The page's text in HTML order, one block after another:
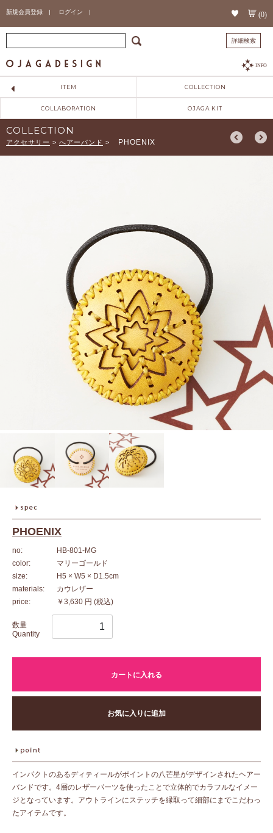
新規会員登録 | ログイン | (0)
詳細検索
INFO
ITEM COLLECTION
COLLABORATION OJAGA KIT
COLLECTION
アクセサリー > へアーバンド > PHOENIX
PHOENIX
no:
HB-801-MG
color:
マリーゴールド
size:
H5 × W5 × D1.5cm
materials:
カウレザー
price:
￥3,630 円 (税込)
数量
Quantity
カートに入れる
お気に入りに追加
インパクトのあるディティールがポイントの八芒星がデザインされたヘアー
バンドです。4層のレザーパーツを使ったことで立体的でカラフルなイメー
ジとなっています。アウトラインにステッチを縁取って細部にまでこだわっ
たアイテムです。